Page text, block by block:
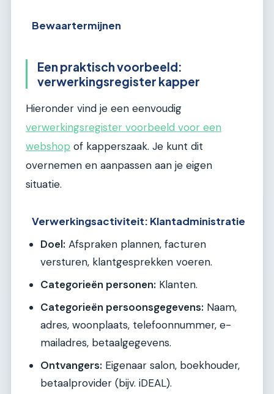
Bewaartermijnen
Een praktisch voorbeeld:
verwerkingsregister kapper
Hieronder vind je een eenvoudig
verwerkingsregister voorbeeld voor een
webshop of kapperszaak. Je kunt dit
overnemen en aanpassen aan je eigen
situatie.
Verwerkingsactiviteit: Klantadministratie
Doel: Afspraken plannen, facturen
versturen, klantgesprekken voeren.
Categorieën personen: Klanten.
Categorieën persoonsgegevens: Naam,
adres, woonplaats, telefoonnummer, e-
mailadres, betaalgegevens.
Ontvangers: Eigenaar salon, boekhouder,
betaalprovider (bijv. iDEAL).